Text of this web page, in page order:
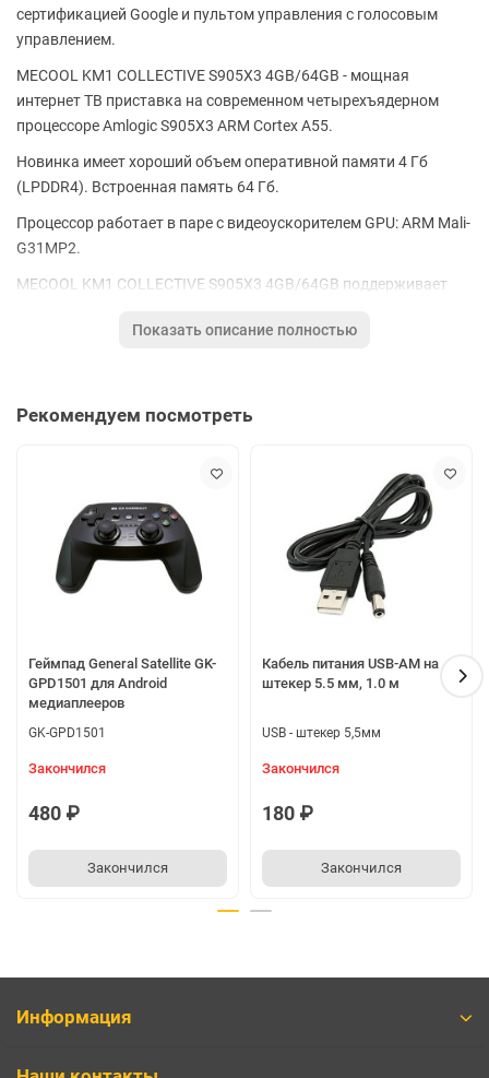
сертификацией Google и пультом управления с голосовым
управлением.
MECOOL KM1 COLLECTIVE S905X3 4GB/64GB - мощная
интернет ТВ приставка на современном четырехъядерном
процессоре Amlogic S905X3 ARM Cortex A55.
Новинка имеет хороший объем оперативной памяти 4 Гб
(LPDDR4). Встроенная память 64 Гб.
Процессор работает в паре с видеоускорителем GPU: ARM Mali-
G31MP2.
MECOOL KM1 COLLECTIVE S905X3 4GB/64GB поддерживает
формата 4K UHD, Full HD 1080p.
MECOOL KM1 COLLECTIVE S905X3 4GB/64GB интернет ТВ
приставка со множеством функций и возможностей:
Интернет тв приставка.
Мини ПК на Android TV 10. Доступ к Google Play
коллекции приложений и контента.
Игровая приставка для андроид игр.
Онлайн кинотеатр.
Онлайн ТВ.
Домашний медиаплеер. Просмотр с внешних носителей
(флешки, карты памяти, USB HDD).
Предустановлен центр развлечений KODI. + Kodi Mate.
подключении внешней камеры с микрофоном).
Сети:
Ethernet RJ45 10/100 Мбит/сек.
Аппаратное декодирование 3D графики.
Показать описание полностью
Рекомендуем посмотреть
Геймпад General Satellite GK-
GPD1501 для Android
медиаплееров
GK-GPD1501
Закончился
480 ₽
Закончился
Кабель питания USB-AM на
штекер 5.5 мм, 1.0 м
USB - штекер 5,5мм
Закончился
180 ₽
Закончился
Информация